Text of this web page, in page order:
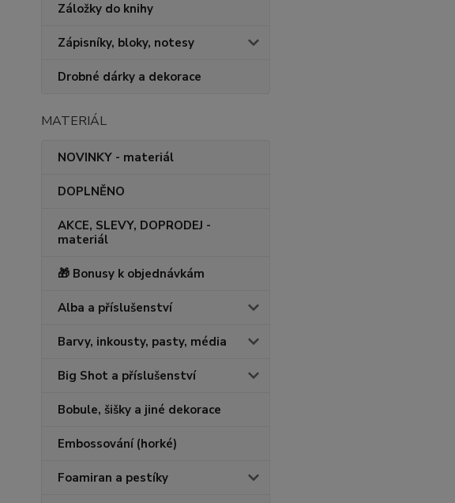
Záložky do knihy
Zápisníky, bloky, notesy
Drobné dárky a dekorace
MATERIÁL
NOVINKY - materiál
DOPLNĚNO
AKCE, SLEVY, DOPRODEJ -
materiál
🎁 Bonusy k objednávkám
Alba a příslušenství
Barvy, inkousty, pasty, média
Big Shot a příslušenství
Bobule, šišky a jiné dekorace
Embossování (horké)
Foamiran a pestíky